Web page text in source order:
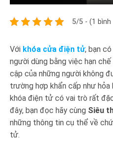
5/5 - (1 bình
Với khóa cửa điện tử, bạn
người dùng bằng việc hạn
cập của những người không
trường hợp khẩn cấp như
khóa điện tử có vai trò rất
đây, bạn đọc hãy cùng Siêu
những thông tin cụ thể về
tử.